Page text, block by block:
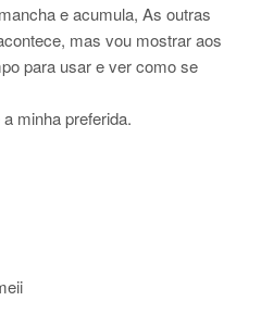
e acumula, As outras
mas vou mostrar aos
para usar e ver como se
minha preferida.